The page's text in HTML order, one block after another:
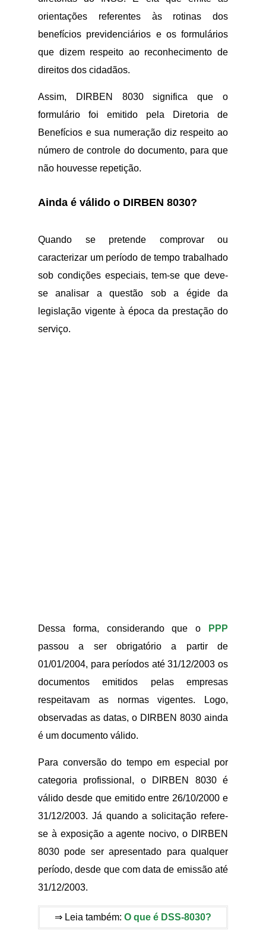
orientações referentes às rotinas dos
benefícios previdenciários e os formulários
que dizem respeito ao reconhecimento de
direitos dos cidadãos.
Assim, DIRBEN 8030 significa que o
formulário foi emitido pela Diretoria de
Benefícios e sua numeração diz respeito ao
número de controle do documento, para que
não houvesse repetição.
Ainda é válido o DIRBEN 8030?
Quando se pretende comprovar ou
caracterizar um período de tempo trabalhado
sob condições especiais, tem-se que deve-
se analisar a questão sob a égide da
legislação vigente à época da prestação do
serviço.
Dessa forma, considerando que o
PPP
passou a ser obrigatório a partir de
01/01/2004, para períodos até 31/12/2003 os
documentos emitidos pelas empresas
respeitavam as normas vigentes. Logo,
observadas as datas, o DIRBEN 8030 ainda
é um documento válido.
Para conversão do tempo em especial por
categoria profissional, o DIRBEN 8030 é
válido desde que emitido entre 26/10/2000 e
31/12/2003. Já quando a solicitação refere-
se à exposição a agente nocivo, o DIRBEN
8030 pode ser apresentado para qualquer
período, desde que com data de emissão até
31/12/2003.
⇒ Leia também: O que é DSS-8030?